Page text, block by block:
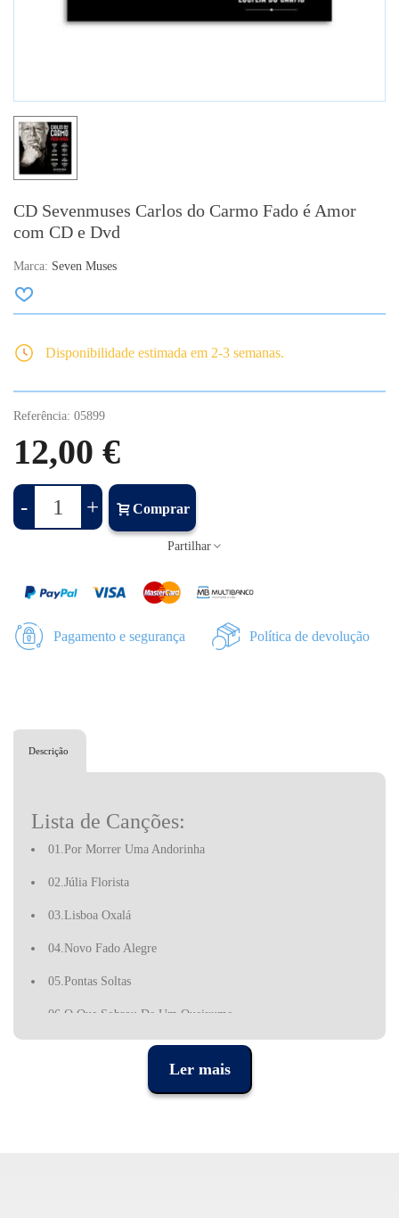
CD Sevenmuses Carlos do Carmo Fado é Amor
com CD e Dvd
Marca: Seven Muses
Disponibilidade estimada em 2-3 semanas.
Referência: 05899
12,00 €
- + Comprar
Partilhar
Pagamento e segurança Política de devolução
Descrição
Lista de Canções:
01.Por Morrer Uma Andorinha
02.Júlia Florista
03.Lisboa Oxalá
04.Novo Fado Alegre
05.Pontas Soltas
06.O Que Sobrou De Um Queixume
07.Calçada À Portuguesa
Ler mais